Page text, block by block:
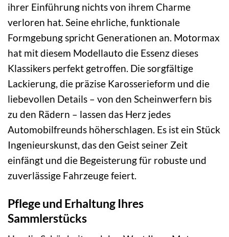
ihrer Einführung nichts von ihrem Charme
verloren hat. Seine ehrliche, funktionale
Formgebung spricht Generationen an. Motormax
hat mit diesem Modellauto die Essenz dieses
Klassikers perfekt getroffen. Die sorgfältige
Lackierung, die präzise Karosserieform und die
liebevollen Details – von den Scheinwerfern bis
zu den Rädern – lassen das Herz jedes
Automobilfreunds höherschlagen. Es ist ein Stück
Ingenieurskunst, das den Geist seiner Zeit
einfängt und die Begeisterung für robuste und
zuverlässige Fahrzeuge feiert.
Pflege und Erhaltung Ihres
Sammlerstücks